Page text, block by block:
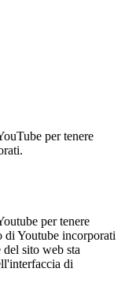
per tenere
per tenere
di Youtube incorporati
sito web sta
di